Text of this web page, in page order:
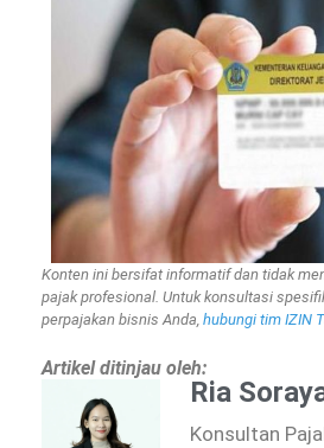
Konten ini bersifat informatif dan tidak
pajak profesional. Untuk konsultasi
perpajakan bisnis Anda, hubungi tim IZIN
Artikel ditinjau oleh:
Ria
Konsultan